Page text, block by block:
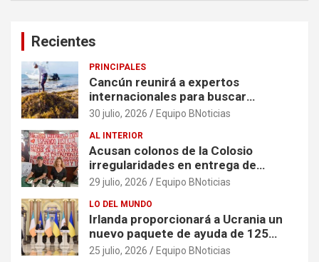
Recientes
PRINCIPALES
Cancún reunirá a expertos
internacionales para buscar
soluciones al problema del sargazo
30 julio, 2026 Equipo BNoticias
AL INTERIOR
Acusan colonos de la Colosio
irregularidades en entrega de
escrituras
29 julio, 2026 Equipo BNoticias
LO DEL MUNDO
Irlanda proporcionará a Ucrania un
nuevo paquete de ayuda de 125
millones de euros
25 julio, 2026 Equipo BNoticias